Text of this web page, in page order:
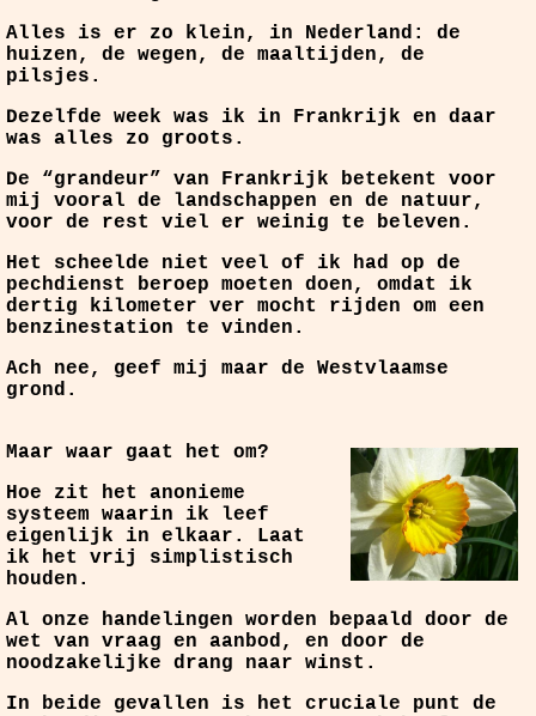
Alles is er zo klein, in Nederland: de
huizen, de wegen, de maaltijden, de
pilsjes.
Dezelfde week was ik in Frankrijk en daar
was alles zo groots.
De “grandeur” van Frankrijk betekent voor
mij vooral de landschappen en de natuur,
voor de rest viel er weinig te beleven.
Het scheelde niet veel of ik had op de
pechdienst beroep moeten doen, omdat ik
dertig kilometer ver mocht rijden om een
benzinestation te vinden.
Ach nee, geef mij maar de Westvlaamse
grond.
Maar waar gaat het om?
Hoe zit het anonieme
systeem waarin ik leef
eigenlijk in elkaar. Laat
ik het vrij simplistisch
houden.
Al onze handelingen worden bepaald door de
wet van vraag en aanbod, en door de
noodzakelijke drang naar winst.
In beide gevallen is het cruciale punt de